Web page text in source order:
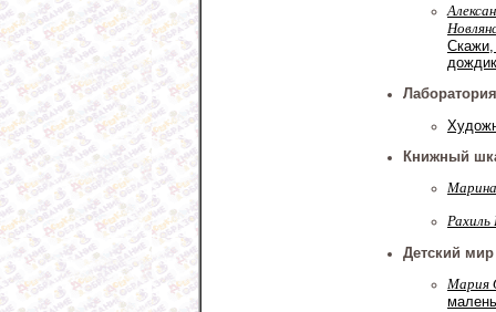
Скажи,
Лаборатория
Книжный
Рахиль
Детский мир
Мария